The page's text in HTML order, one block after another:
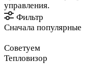
управления.
Фильтр
Сначала популярные
Советуем
Тепловизор